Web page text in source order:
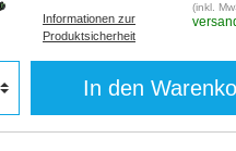
Informationen zur
Produktsicherheit
(inkl.
In den